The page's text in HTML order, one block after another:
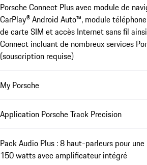
Porsche Connect Plus avec module de
CarPlay® Android Auto™, module
de carte SIM et accès Internet sans fil
Connect incluant de nombreux services
(souscription requise)
My Porsche
Application Porsche Track Precision
Pack Audio Plus : 8 haut-parleurs pour
150 watts avec amplificateur intégré